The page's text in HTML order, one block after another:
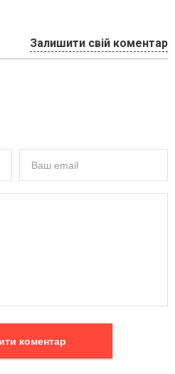
Залишити свій коментар
Залишити коментар